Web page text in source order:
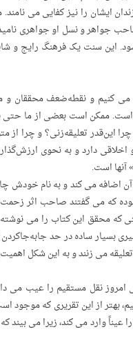
ایشان را نیز کفایی می
جواهر و نسل او جواهری
این سنت یک فرهنگ رایج و
کنیم و نقطه‌ضعف محققان و
ممکن است بعضی از ما حتی
این‌قدر تعلیقه‌زنی؟ و چرا از
اخلاقی دارد و به نحوی
است.
اضافه می کند و به نام خودش
که می گفتند صاحب اثر زحمت
محقق این کتاب را می نوشته
بسیار ساده در حد
می زنند و به این شکل
امروز نقل مستقیم را عیب می
از این تقریری که موجود
وارد می کند، زیرا می بیند